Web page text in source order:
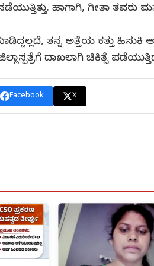
ಹಾಗಾಗಿ, ಗೀತಾ ತವರು
ತನ್ನ ಅತ್ತೆಯ ಕತ್ತು
ದಾಖಲಾಗಿ ಚಿಕಿತ್ಸೆ
Facebook X